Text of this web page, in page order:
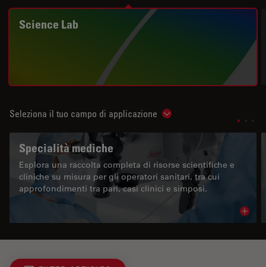
Science Lab
Seleziona il tuo campo di applicazione Show subnavigation
Specialità mediche
Esplora una raccolta completa di risorse scientifiche e
cliniche su misura per gli operatori sanitari, tra cui
approfondimenti tra pari, casi clinici e simposi.